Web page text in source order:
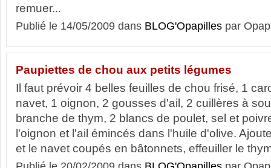
remuer...
Publié le 14/05/2009 dans BLOG'Opapilles par
Paupiettes de chou aux petits légumes
Il faut prévoir 4 belles feuilles de chou frisé, 1
navet, 1 oignon, 2 gousses d'ail, 2 cuillères à
branche de thym, 2 blancs de poulet, sel et
l'oignon et l'ail émincés dans l'huile d'olive.
et le navet coupés en bâtonnets, effeuiller le